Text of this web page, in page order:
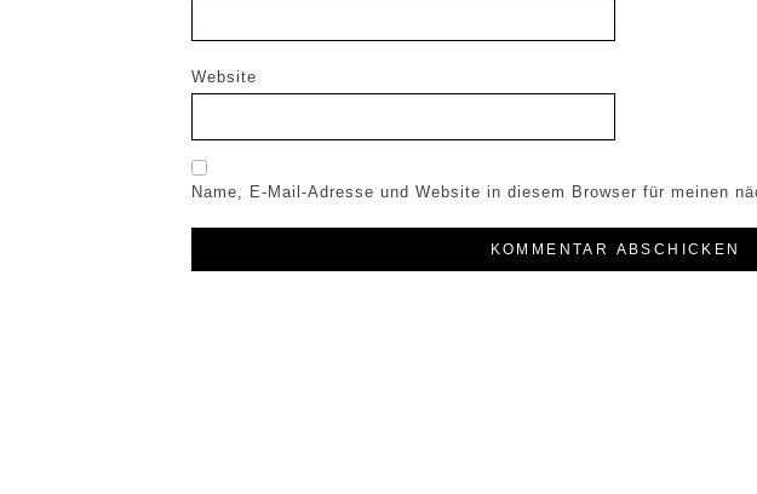
Website
Name, E-Mail-Adresse und Website in diesem Browser für meinen